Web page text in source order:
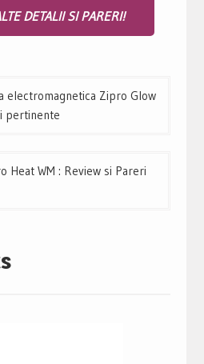
DETALII SI PARERI!
electromagnetica Zipro Glow
pertinente
Heat WM : Review si Pareri